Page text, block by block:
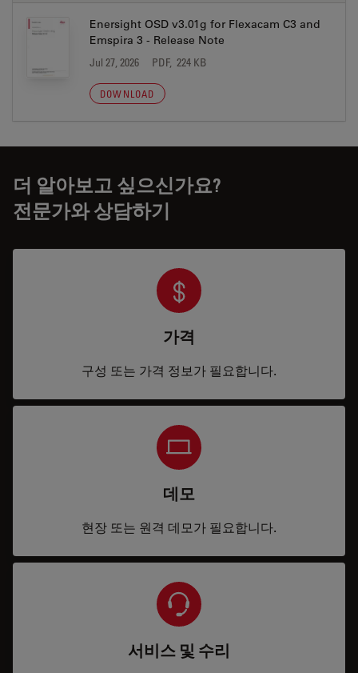
Enersight OSD v3.01g for Flexacam C3 and
Emspira 3 - Release Note
Jul 27, 2026 PDF, 224 KB
DOWNLOAD
더 알아보고 싶으신가요?
전문가와 상담하기
가격
구성 또는 가격 정보가 필요합니다.
데모
현장 또는 원격 데모가 필요합니다.
서비스 및 수리